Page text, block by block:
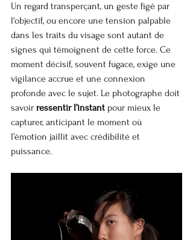
Un regard transperçant, un geste figé par
l'objectif, ou encore une tension palpable
dans les traits du visage sont autant de
signes qui témoignent de cette force. Ce
moment décisif, souvent fugace, exige une
vigilance accrue et une connexion
profonde avec le sujet. Le photographe doit
savoir ressentir l’instant pour mieux le
capturer, anticipant le moment où
l’émotion jaillit avec crédibilité et
puissance.